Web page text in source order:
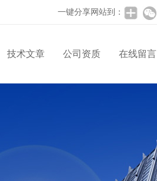
一键分享网站到：
技术文章 公司资质 在线留言